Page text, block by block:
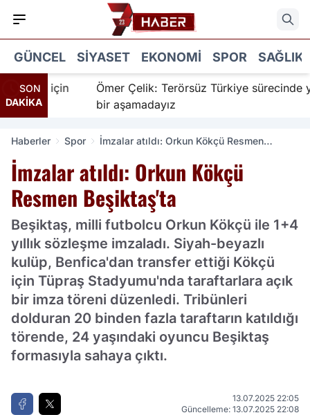
GÜNCEL SIYASET EKONOMI SPOR SAĞLIK
SON
DAKİKA
için
Ömer Çelik: Terörsüz Türkiye sürecinde yeni
bir aşamadayız
Haberler Spor
İmzalar atıldı: Orkun Kökçü Resmen
İmzalar atıldı: Orkun Kökçü
Resmen Beşiktaş'ta
Beşiktaş, milli futbolcu Orkun Kökçü ile 1+4
yıllık sözleşme imzaladı. Siyah-beyazlı
kulüp, Benfica'dan transfer ettiği Kökçü
için Tüpraş Stadyumu'nda taraftarlara açık
bir imza töreni düzenledi. Tribünleri
dolduran 20 binden fazla taraftarın katıldığı
törende, 24 yaşındaki oyuncu Beşiktaş
formasıyla sahaya çıktı.
13.07.2025 22:05
Güncelleme: 13.07.2025 22:08